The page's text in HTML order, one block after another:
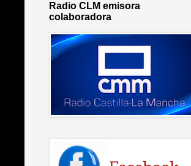
Radio CLM emisora
colaboradora